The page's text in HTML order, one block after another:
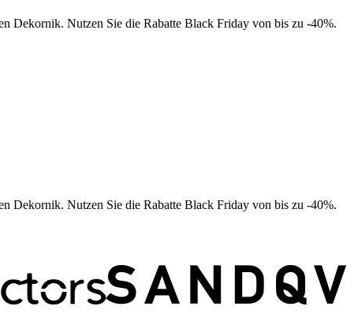
Dekornik. Nutzen Sie die Rabatte Black Friday von bis zu -40%.
Dekornik. Nutzen Sie die Rabatte Black Friday von bis zu -40%.